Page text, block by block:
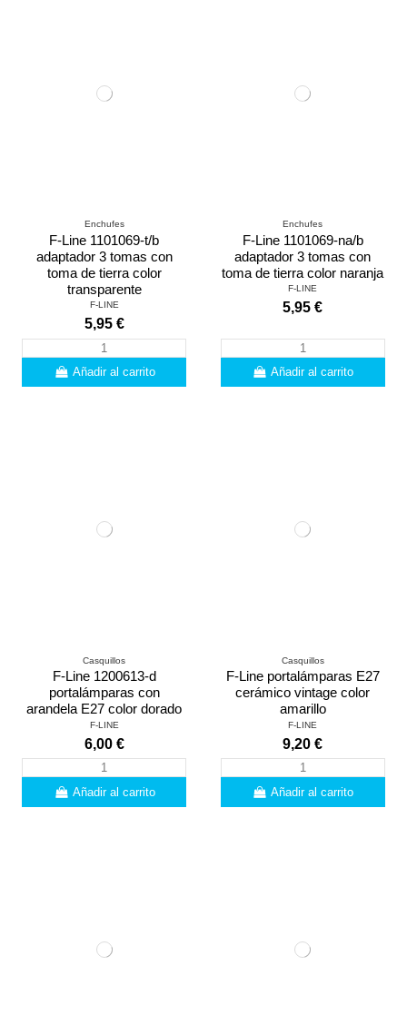
Enchufes
F-Line 1101069-t/b
adaptador 3 tomas con
toma de tierra color
transparente
F-LINE
5,95 €
Añadir al carrito
Enchufes
F-Line 1101069-na/b
adaptador 3 tomas con
toma de tierra color naranja
F-LINE
5,95 €
Añadir al carrito
Casquillos
F-Line 1200613-d
portalámparas con
arandela E27 color dorado
F-LINE
6,00 €
Añadir al carrito
Casquillos
F-Line portalámparas E27
cerámico vintage color
amarillo
F-LINE
9,20 €
Añadir al carrito